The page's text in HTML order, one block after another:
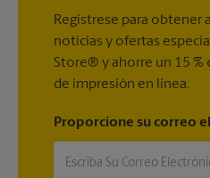
Regístrese para obtener
noticias y ofertas
Store® y ahorre un 15 %
de impresión en línea.
Proporcione su correo